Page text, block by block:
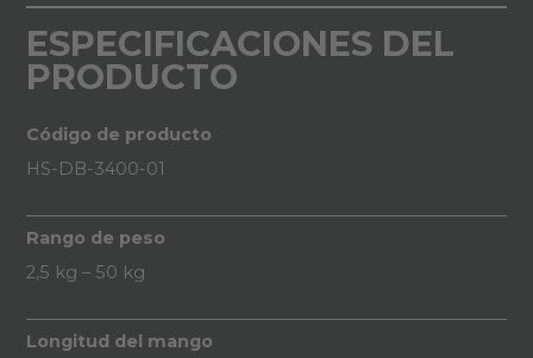
ESPECIFICACIONES DEL
PRODUCTO
Código de producto
HS-DB-3400-01
Rango de peso
2,5 kg – 50 kg
Longitud del mango